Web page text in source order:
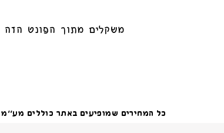
משקלים מתוך הפונט הזה
כל המחירים שמופיעים באתר כוללים מע׳׳מ